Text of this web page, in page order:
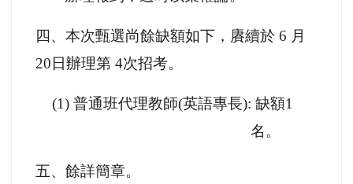
四、本次甄選尚餘缺額如下，賡續於 6 月
20日辦理第 4次招考。
(1) 普通班代理教師(英語專長): 缺額1
名。
五、餘詳簡章。